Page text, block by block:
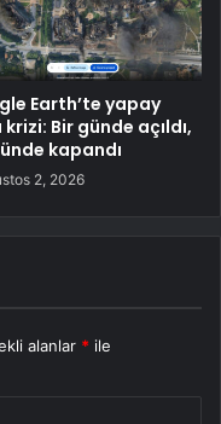
Earth’te yapay
krizi: Bir günde açıldı,
kapandı
2, 2026
alanlar * ile